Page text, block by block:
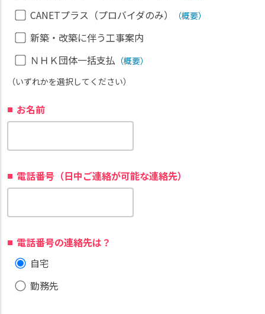
CANETプラス（プロバイダのみ） （概要）
新築・改築に伴う工事案内
ＮＨＫ団体一括支払 （概要）
（いずれかを選択してください）
お名前
電話番号（日中ご連絡が可能な連絡先）
電話番号の連絡先は？
自宅
勤務先